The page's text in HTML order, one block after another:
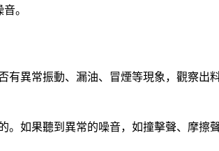
。
異常振動、漏油、冒煙等現象，觀察出
如果聽到異常的噪音，如撞擊聲、摩擦